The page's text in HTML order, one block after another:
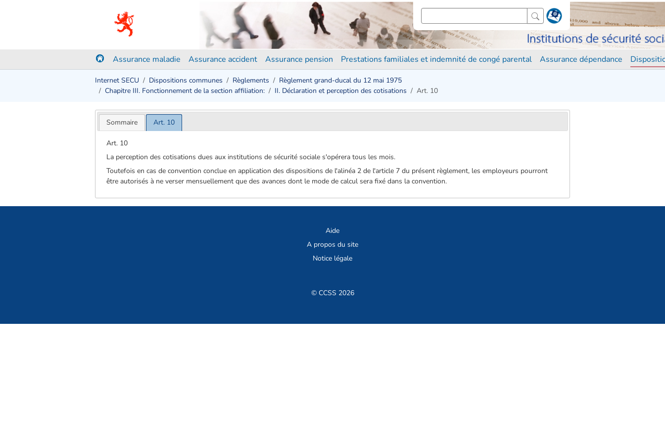
Assurance maladie Assurance accident Assurance pension Prestations familiales et indemnité de congé parental Assurance dépendance
Internet SECU Dispositions communes Règlements
Règlement grand-ducal du 12 mai 1975
Chapitre III. Fonctionnement de la section affiliation:
II. Déclaration et perception des cotisations Art. 10
Sommaire Art. 10
Art. 10
La perception des cotisations dues aux institutions de sécurité sociale s'opérera tous les mois.
Toutefois en cas de convention conclue en application des dispositions de l'alinéa 2 de l'article 7 du présent règlement, les employeurs pourront
être autorisés à ne verser mensuellement que des avances dont le mode de calcul sera fixé dans la convention.
Aide
A propos du site
Notice légale
© CCSS 2026